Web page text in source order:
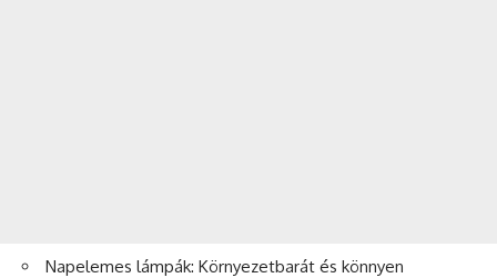
Napelemes lámpák: Környezetbarát és könnyen